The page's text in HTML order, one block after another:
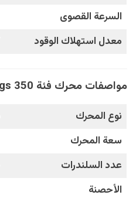
السرعة القصوى
معدل استهلاك الوقود
مواصفات محرك فئة gs 350 بلاتينيوم (دفع خلفي)
نوع المحرك
سعة المحرك
عدد السلندرات
الأحصنة